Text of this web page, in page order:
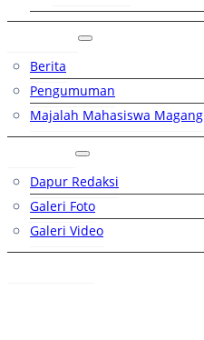
Berita
Pengumuman
Majalah Mahasiswa Magang
Dapur Redaksi
Galeri Foto
Galeri Video